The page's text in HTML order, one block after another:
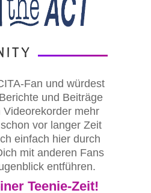
Fan und würdest
und Beiträge
mehr
vor langer Zeit
einfach hier durch
mit anderen Fans
entführen.
Teenie-Zeit!